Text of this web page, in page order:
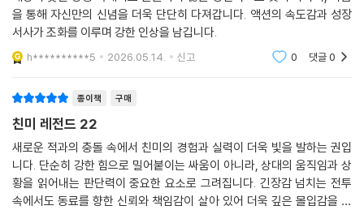
을 통해 자신만의 신념을 더욱 단단히 다져갑니다. 액션의 속도감과 성장
서사가 조화를 이루며 강한 인상을 남깁니다.
h**********5 2026.05.14. 신고 0 댓글0
종이책 구매
친미 레전드 22
새로운 적과의 충돌 속에서 친미의 경험과 실력이 더욱 빛을 발하는 권입
니다. 단순히 강한 힘으로 밀어붙이는 싸움이 아니라, 상대의 움직임과 상
황을 읽어내는 판단력이 중요한 요소로 그려집니다. 긴장감 넘치는 전투
속에서도 동료를 향한 신뢰와 책임감이 살아 있어 더욱 깊은 몰입감을 전